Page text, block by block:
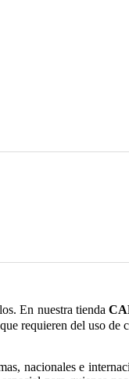
En nuestra tienda
requieren del uso de
nacionales e